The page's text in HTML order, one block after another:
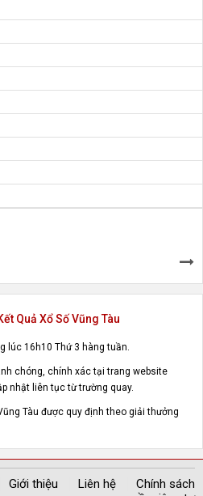
Quả Xổ Số Vũng Tàu
lúc 16h10 Thứ 3 hàng tuần.
chóng, chính xác tại trang website
nhật liên tục từ trường quay.
Tàu được quy định theo giải thưởng
Giới thiệu Liên hệ
Chính sách